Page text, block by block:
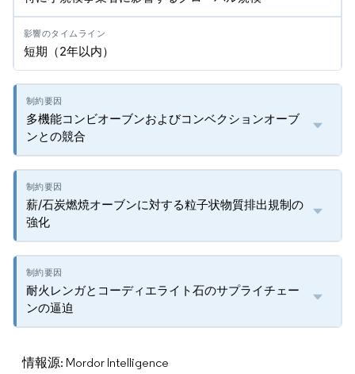
短期（2年以内）
多機能コンビオーブンおよびコンベクションオーブ
ンとの競合
薪/石炭燃焼オーブンに対する粒子状物質排出規制の
強化
耐火レンガとコーディエライト石のサプライチェー
ンの逼迫
情報源: Mordor Intelligence